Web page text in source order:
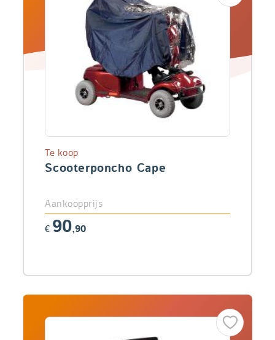
Scooterponcho Cape
Te koop
Aankoopprijs
€ 90,90